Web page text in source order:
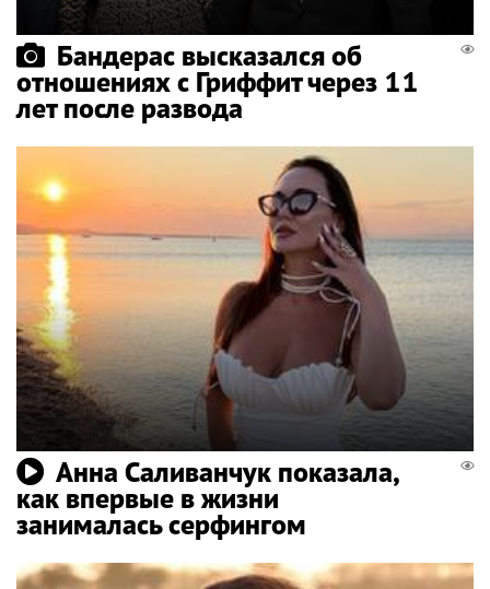
Бандерас высказался об
отношениях с Гриффит через 11
лет после развода
Анна Саливанчук показала,
как впервые в жизни
занималась серфингом